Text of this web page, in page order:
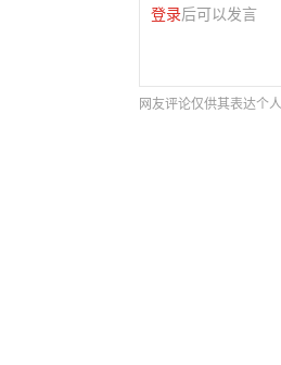
登录后可以发言
网友评论仅供其表达个